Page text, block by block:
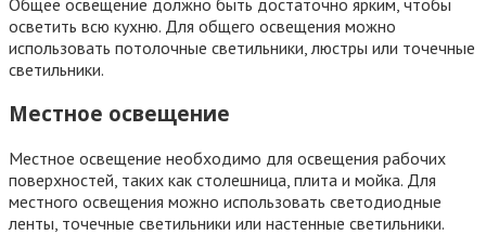
осветить всю кухню. Для общего освещения можно
использовать потолочные светильники, люстры или точечные
светильники.
Местное освещение
Местное освещение необходимо для освещения рабочих
поверхностей, таких как столешница, плита и мойка. Для
местного освещения можно использовать светодиодные
ленты, точечные светильники или настенные светильники.